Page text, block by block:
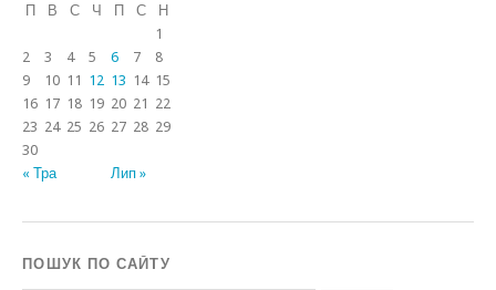
П
В С Ч П С Н
« Тра Лип »
1
2
3 4 5 6 7
8
9
10 11 12 13 14 15
16 17 18 19 20 21 22
23 24 25 26 27 28 29
30
ПОШУК ПО САЙТУ